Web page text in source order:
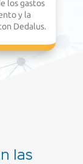
los gastos
y la
Dedalus.
las